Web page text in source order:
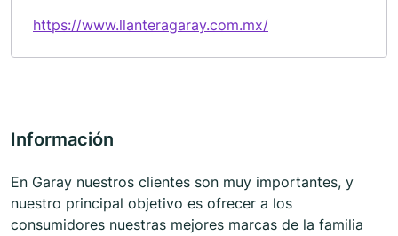
https://www.llanteragaray.com.mx/
Información
En Garay nuestros clientes son muy importantes, y
nuestro principal objetivo es ofrecer a los
consumidores nuestras mejores marcas de la familia